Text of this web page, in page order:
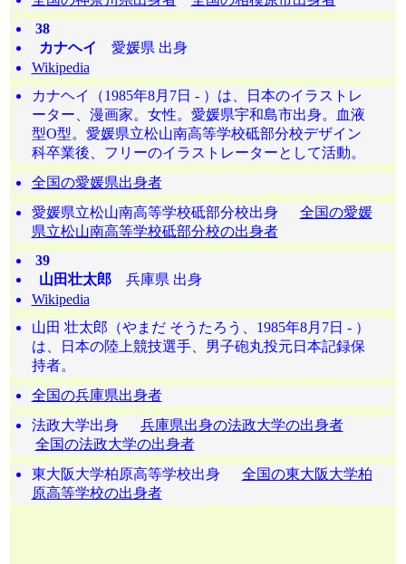
38
カナヘイ 愛媛県 出身
Wikipedia
カナヘイ（1985年8月7日 - ）は、日本のイラストレ
ーター、漫画家。女性。愛媛県宇和島市出身。血液
型O型。愛媛県立松山南高等学校砥部分校デザイン
科卒業後、フリーのイラストレーターとして活動。
全国の愛媛県出身者
愛媛県立松山南高等学校砥部分校出身 全国の愛媛
県立松山南高等学校砥部分校の出身者
39
山田壮太郎兵庫県 出身
Wikipedia
山田 壮太郎（やまだ そうたろう、1985年8月7日 - ）
は、日本の陸上競技選手、男子砲丸投元日本記録保
持者。
全国の兵庫県出身者
法政大学出身 兵庫県出身の法政大学の出身者
全国の法政大学の出身者
東大阪大学柏原高等学校出身 全国の東大阪大学柏
原高等学校の出身者